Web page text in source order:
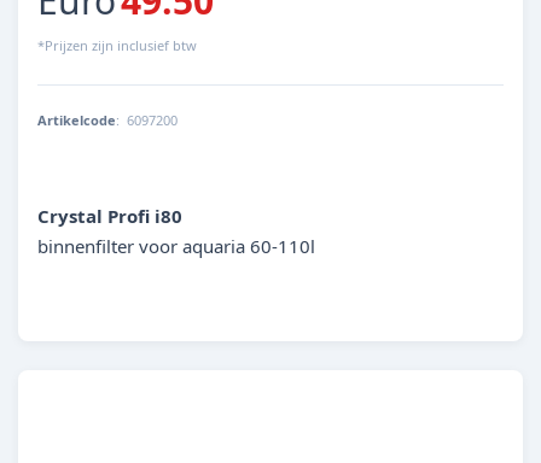
*Prijzen zijn inclusief btw
Artikelcode: 6097200
Crystal Profi i80
binnenfilter voor aquaria 60-110l